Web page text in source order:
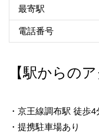
最寄駅
電話番号
【駅からのア
・京王線調布駅 徒歩4
・提携駐車場あり